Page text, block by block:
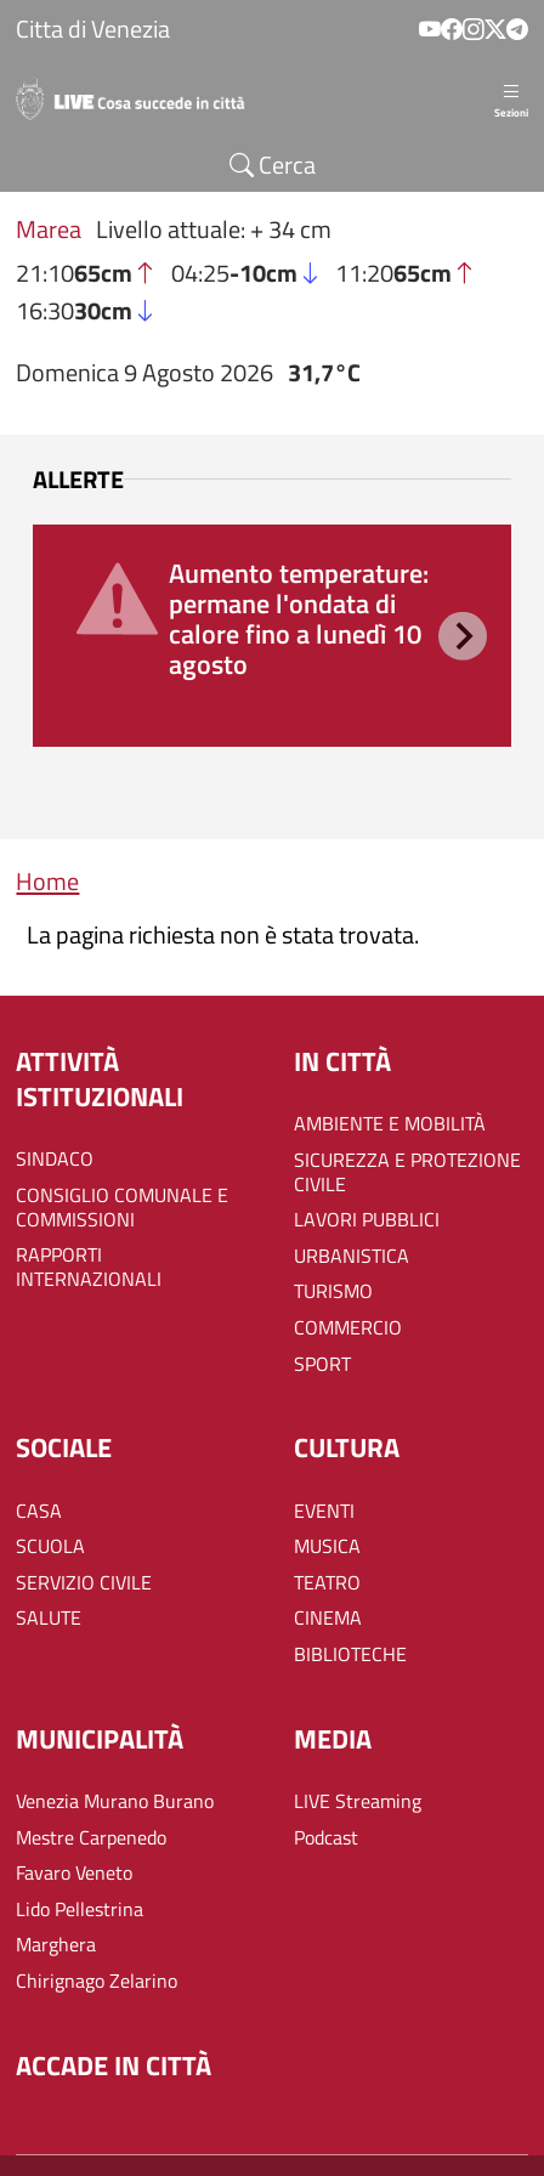
Salta al contenuto principale
Citta di Venezia
Sezioni
Cerca
Marea Livello attuale: + 34 cm
21:1065cm 04:25-10cm 11:2065cm
16:3030cm
Domenica 9 Agosto 2026 31,7°C
ALLERTE
Aumento temperature:
permane l'ondata di
calore fino a lunedì 10
agosto
Briciole di pane
Home
La pagina richiesta non è stata trovata.
ATTIVITÀ
ISTITUZIONALI
SINDACO
CONSIGLIO COMUNALE E
COMMISSIONI
RAPPORTI
INTERNAZIONALI
IN CITTÀ
AMBIENTE E MOBILITÀ
SICUREZZA E PROTEZIONE
CIVILE
LAVORI PUBBLICI
URBANISTICA
TURISMO
COMMERCIO
SPORT
SOCIALE
CASA
SCUOLA
SERVIZIO CIVILE
SALUTE
CULTURA
EVENTI
MUSICA
TEATRO
CINEMA
BIBLIOTECHE
MUNICIPALITÀ
Venezia Murano Burano
Mestre Carpenedo
Favaro Veneto
Lido Pellestrina
Marghera
Chirignago Zelarino
MEDIA
LIVE Streaming
Podcast
ACCADE IN CITTÀ